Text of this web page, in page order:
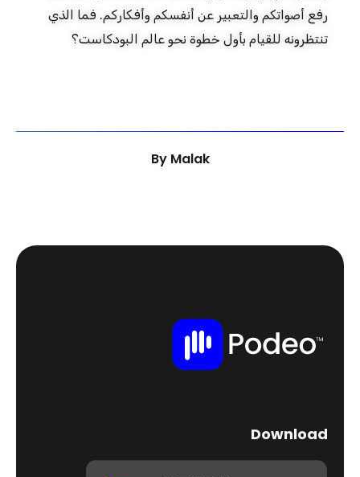
رفع أصواتكم والتعبير عن أنفسكم وأفكاركم. فما الذي
تنتظرونه للقيام بأول خطوة نحو عالم البودكاست؟
By Malak
Download